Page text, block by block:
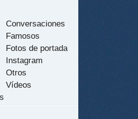
Conversaciones
Famosos
Fotos de portada
Instagram
Otros
Vídeos